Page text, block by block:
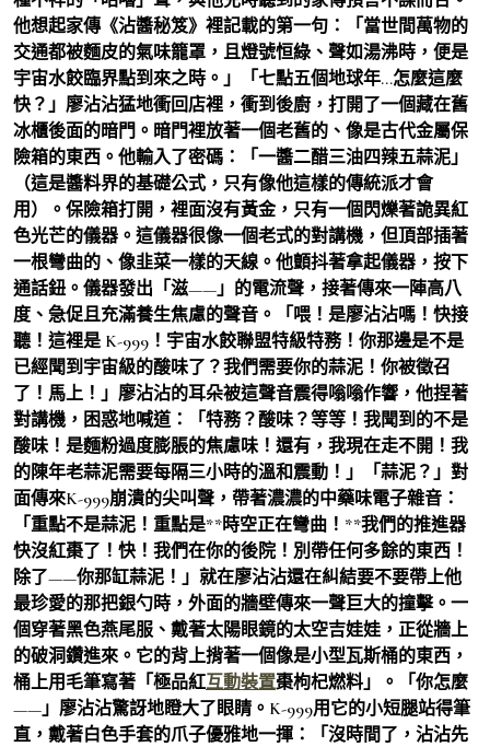
他想起家傳《沾醬秘笈》裡記載的第一句：「當世間萬物的
交通都被麵皮的氣味籠罩，且燈號恒綠、聲如湯沸時，便是
宇宙水餃臨界點到來之時。」「七點五個地球年…怎麼這麼
快？」廖沾沾猛地衝回店裡，衝到後廚，打開了一個藏在舊
冰櫃後面的暗門。暗門裡放著一個老舊的、像是古代金屬保
險箱的東西。他輸入了密碼：「一醬二醋三油四辣五蒜泥」
（這是醬料界的基礎公式，只有像他這樣的傳統派才會
用）。保險箱打開，裡面沒有黃金，只有一個閃爍著詭異紅
色光芒的儀器。這儀器很像一個老式的對講機，但頂部插著
一根彎曲的、像韭菜一樣的天線。他顫抖著拿起儀器，按下
通話鈕。儀器發出「滋——」的電流聲，接著傳來一陣高八
度、急促且充滿養生焦慮的聲音。「喂！是廖沾沾嗎！快接
聽！這裡是 K-999！宇宙水餃聯盟特級特務！你那邊是不是
已經聞到宇宙級的酸味了？我們需要你的蒜泥！你被徵召
了！馬上！」廖沾沾的耳朵被這聲音震得嗡嗡作響，他捏著
對講機，困惑地喊道：「特務？酸味？等等！我聞到的不是
酸味！是麵粉過度膨脹的焦慮味！還有，我現在走不開！我
的陳年老蒜泥需要每隔三小時的溫和震動！」「蒜泥？」對
面傳來K-999崩潰的尖叫聲，帶著濃濃的中藥味電子雜音：
「重點不是蒜泥！重點是**時空正在彎曲！**我們的推進器
快沒紅棗了！快！我們在你的後院！別帶任何多餘的東西！
除了——你那缸蒜泥！」就在廖沾沾還在糾結要不要帶上他
最珍愛的那把銀勺時，外面的牆壁傳來一聲巨大的撞擊。一
個穿著黑色燕尾服、戴著太陽眼鏡的太空吉娃娃，正從牆上
的破洞鑽進來。它的背上揹著一個像是小型瓦斯桶的東西，
桶上用毛筆寫著「極品紅互動裝置棗枸杞燃料」。「你怎麼
——」廖沾沾驚訝地瞪大了眼睛。K-999用它的小短腿站得筆
直，戴著白色手套的爪子優雅地一揮：「沒時間了，沾沾先